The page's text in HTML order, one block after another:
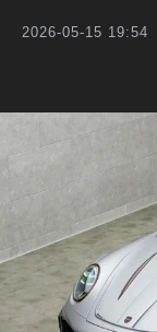
2026-05-15 19:54